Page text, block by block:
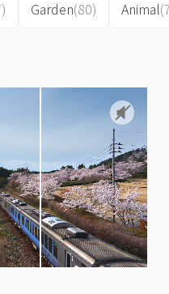
Garden(80)
Animal